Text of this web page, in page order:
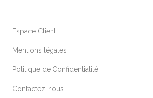
Espace Client
Mentions légales
Politique de Confidentialité
Contactez-nous